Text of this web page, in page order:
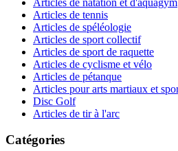
Articles de tennis
Articles de spéléologie
Articles de sport collectif
Articles de sport de raquette
Articles de cyclisme et vélo
Articles de pétanque
Articles pour arts martiaux et
Disc Golf
Articles de tir à l'arc
Catégories